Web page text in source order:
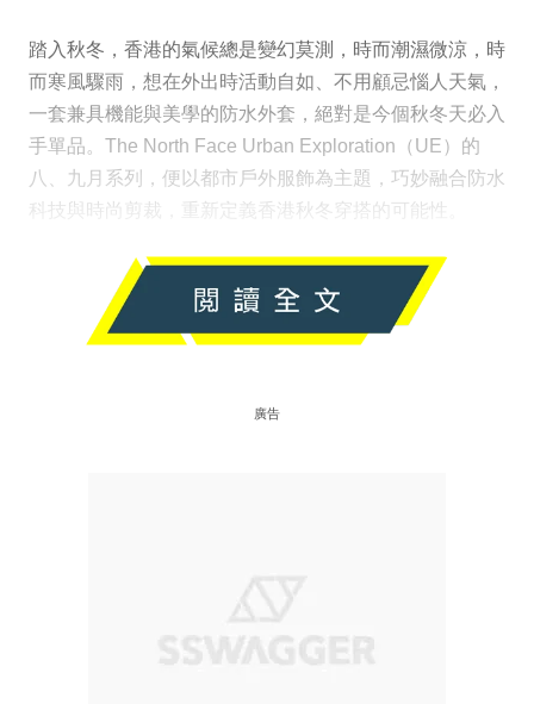
踏入秋冬，香港的氣候總是變幻莫測，時而潮濕微涼，時
而寒風驟雨，想在外出時活動自如、不用顧忌惱人天氣，
一套兼具機能與美學的防水外套，絕對是今個秋冬天必入
手單品。The North Face Urban Exploration（UE）的
八、九月系列，便以都市戶外服飾為主題，巧妙融合防水
科技與時尚剪裁，重新定義香港秋冬穿搭的可能性。
廣告